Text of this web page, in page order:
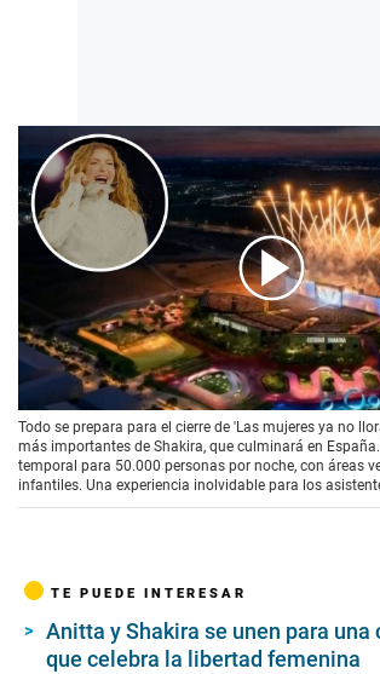
00:00/01:48
Todo se prepara para el cierre de 'Las mujeres ya no
más importantes de Shakira, que culminará en
temporal para 50.000 personas por noche, con áreas
infantiles. Una experiencia inolvidable para los
TE PUEDE INTERESAR
Anitta y Shakira se unen para una
que celebra la libertad femenina